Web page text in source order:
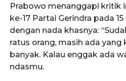
Prabowo menanggapi kritik
ke-17 Partai Gerindra pada
dengan nada khasnya:
ratus orang, masih ada
banyak. Kalau enggak ada
ndasmu.